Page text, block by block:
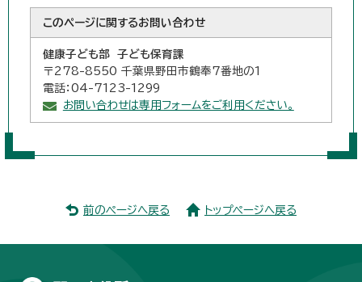
このページに関するお問い合わせ
健康子ども部 子ども保育課
〒278-8550 千葉県野田市鶴奉7番地の1
電話：04-7123-1299
お問い合わせは専用フォームをご利用ください。
前のページへ戻る トップページへ戻る